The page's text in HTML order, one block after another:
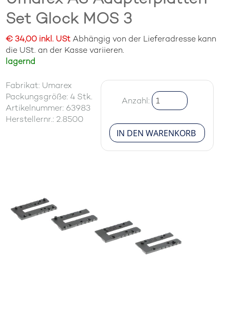
Set Glock MOS 3
€ 34,00 inkl. UStAbhängig von der Lieferadresse kann
die USt. an der Kasse variieren.
lagernd
Fabrikat: Umarex
Packungsgröße: 4 Stk.
Artikelnummer: 63983
Herstellernr.: 2.8500
Anzahl: